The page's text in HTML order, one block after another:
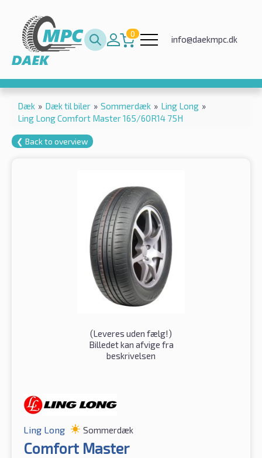
0
info@daekmpc.dk
Dæk » Dæk til biler » Sommerdæk » Ling Long »
Ling Long Comfort Master 165/60R14 75H
❮ Back to overview
(Leveres uden fælg!)
Billedet kan afvige fra
beskrivelsen
Ling Long Sommerdæk
Comfort Master